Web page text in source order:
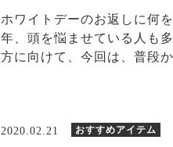
ホワイトデーのお返しに何
年、頭を悩ませている人も
方に向けて、今回は、普段
2020.02.21 おすすめアイテム